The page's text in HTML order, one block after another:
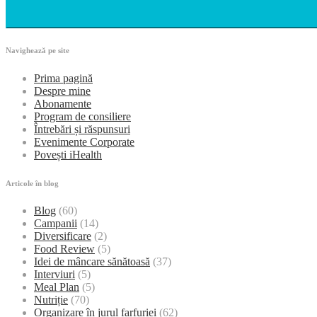
Navighează pe site
Prima pagină
Despre mine
Abonamente
Program de consiliere
Întrebări și răspunsuri
Evenimente Corporate
Povești iHealth
Articole în blog
Blog (60)
Campanii (14)
Diversificare (2)
Food Review (5)
Idei de mâncare sănătoasă (37)
Interviuri (5)
Meal Plan (5)
Nutriție (70)
Organizare în jurul farfuriei (62)